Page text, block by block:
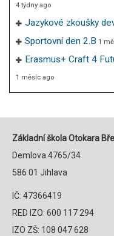
4 týdny ago
Jazykové zkoušky
Sportovní den 2.B 1
Erasmus+ Craft 4
1 měsíc ago
Základní škola Otokara
Demlova 4765/34
586 01 Jihlava
IČ: 47366419
RED IZO: 600 117 294
IZO ZŠ: 108 047 628